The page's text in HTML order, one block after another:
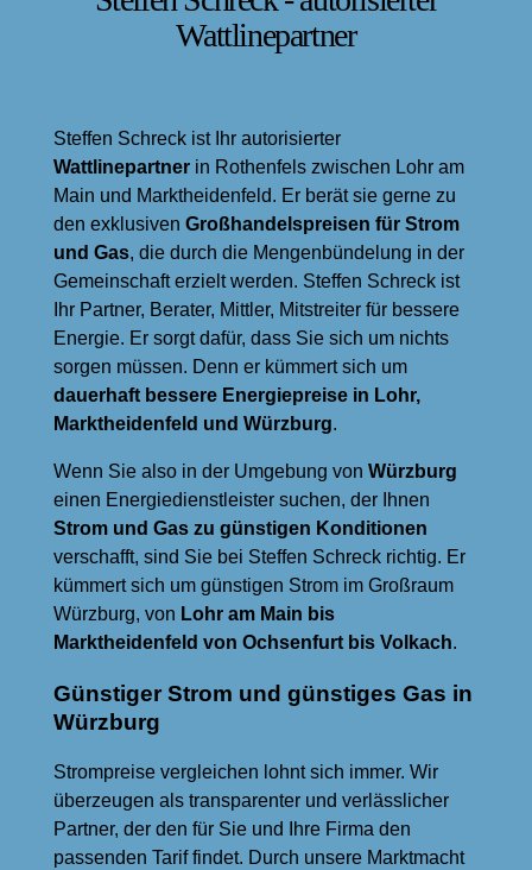
Wattlinepartner
Steffen Schreck ist Ihr autorisierter
Wattlinepartnerin Rothenfels zwischen Lohr am
Main und Marktheidenfeld. Er berät sie gerne zu
den exklusiven Groß­handels­preisen für Strom
und Gas, die durch die Mengenbündelung in der
Gemeinschaft erzielt werden. Steffen Schreck ist
Ihr Partner, Berater, Mittler, Mitstreiter für bessere
Energie. Er sorgt dafür, dass Sie sich um nichts
sorgen müssen. Denn er kümmert sich um
dauerhaft bessere Energiepreise in Lohr,
Marktheidenfeld und Würzburg.
Wenn Sie also in der Umgebung von Würzburg
einen Energiedienstleister suchen, der Ihnen
Strom und Gas zu günstigen Konditionen
verschafft, sind Sie bei Steffen Schreck richtig. Er
kümmert sich um günstigen Strom im Großraum
Würzburg, von Lohr am Main bis
Marktheidenfeld von Ochsenfurt bis Volkach.
Günstiger Strom und günstiges Gas in
Würzburg
Strompreise vergleichen lohnt sich immer. Wir
überzeugen als transparenter und verlässlicher
Partner, der den für Sie und Ihre Firma den
passenden Tarif findet. Durch unsere Marktmacht